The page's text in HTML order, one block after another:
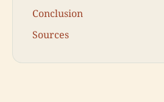
Conclusion
Sources